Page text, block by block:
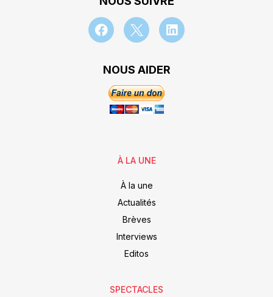
NOUS AIDER
À LA UNE
À la une
Actualités
Brèves
Interviews
Editos
SPECTACLES